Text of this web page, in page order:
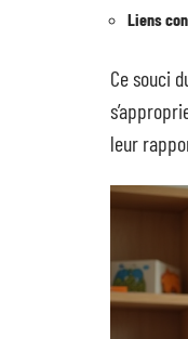
Liens
Ce souci
leur